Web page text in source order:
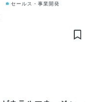
セールス・事業開発